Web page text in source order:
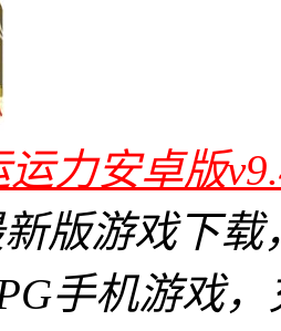
运力安卓版
版游戏下
手机游戏